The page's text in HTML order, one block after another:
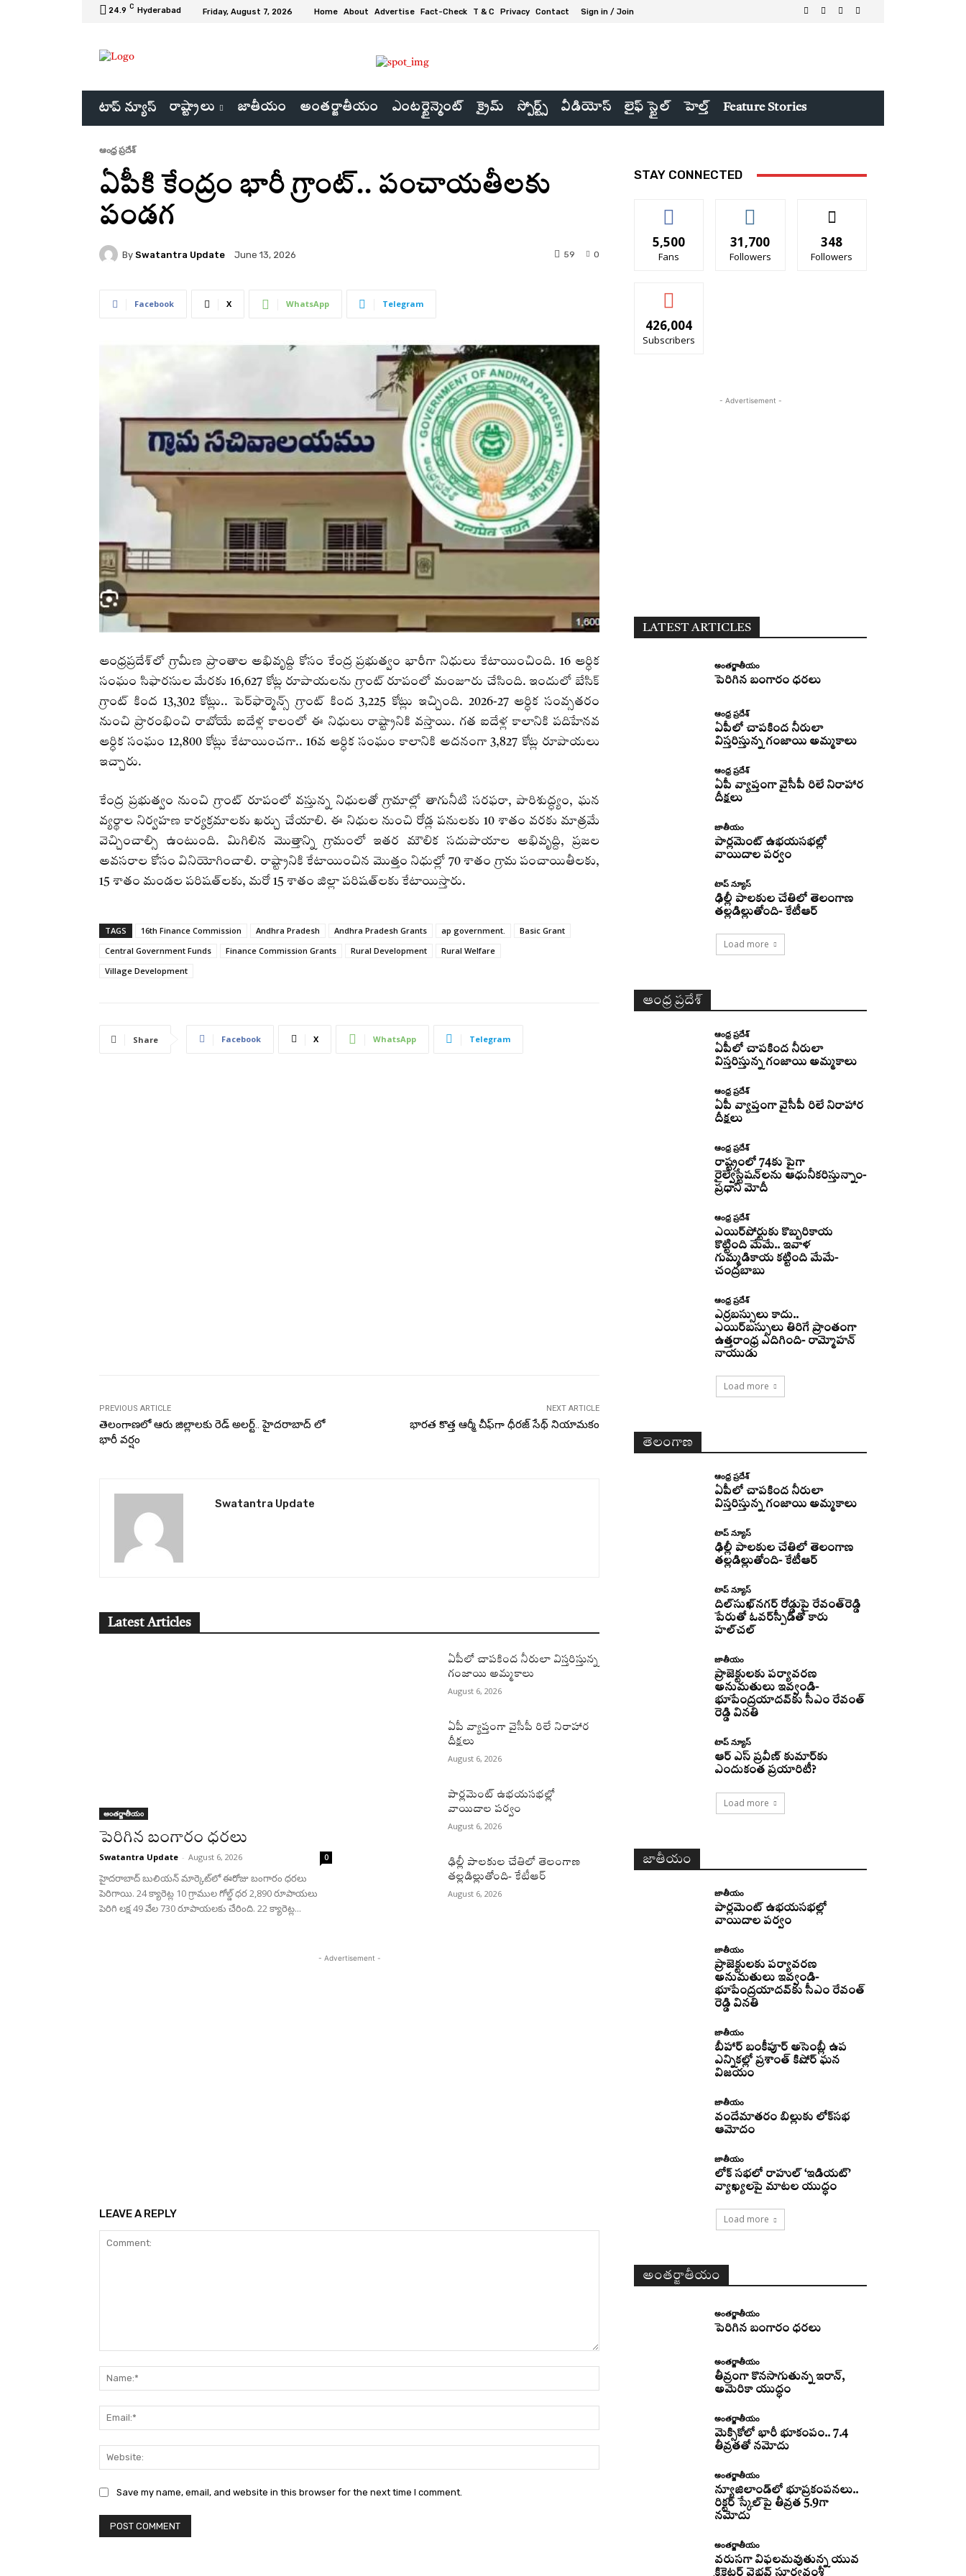
24.9 C Hyderabad Friday, August 7, 2026 Home About Advertise Fact-Check T & C Privacy Contact Sign in / Join
టాప్ న్యూస్ రాష్ట్రాలు జాతీయం అంతర్జాతీయం ఎంటర్టైన్మెంట్ క్రైమ్ స్పోర్ట్స్ వీడియోస్ లైఫ్ స్టైల్ హెల్త్ Feature Stories
ఆంధ్ర ప్రదేశ్
ఏపీకి కేంద్రం భారీ గ్రాంట్‌.. పంచాయతీలకు
పండగ
By Swatantra Update June 13, 2026 0
59
Facebook X WhatsApp Telegram
ఆంధ్రప్రదేశ్‌లో గ్రామీణ ప్రాంతాల అభివృద్ది కోసం కేంద్ర ప్రభుత్వం భారీగా నిధులు కేటాయించింది. 16 ఆర్ధిక
సంఘం సిఫారసుల మేరకు 16,627 కోట్ల రూపాయలను గ్రాంట్‌ రూపంలో మంజూరు చేసింది. ఇందులో బేసిక్‌
గ్రాంట్‌ కింద 13,302 కోట్లు.. పెర్‌ఫార్మెన్స్ గ్రాంట్‌ కింద 3,225 కోట్లు ఇచ్చింది. 2026-27 ఆర్ధిక సంవ్సతరం
నుంచి ప్రారంభించి రాబోయే ఐదేళ్ల కాలంలో ఈ నిధులు రాష్ట్రానికి వస్తాయి. గత ఐదేళ్ల కాలానికి పదిహేనవ
ఆర్ధిక సంఘం 12,800 కోట్లు కేటాయించగా.. 16వ ఆర్ధిక సంఘం కాలానికి అదనంగా 3,827 కోట్ల రూపాయలు
ఇచ్చారు.
కేంద్ర ప్రభుత్వం నుంచి గ్రాంట్‌ రూపంలో వస్తున్న నిధులతో గ్రామాల్లో తాగునీటి సరఫరా, పారిశుద్ధ్యం, ఘన
వ్యర్థాల నిర్వహణ కార్యక్రమాలకు ఖర్చు చేయాలి. ఈ నిధుల నుంచి రోడ్ల పనులకు 10 శాతం వరకు మాత్రమే
వెచ్చించాల్సి ఉంటుంది. మిగిలిన మొత్తాన్ని గ్రామంలో ఇతర మౌలిక సదుపాయాల అభివృద్ది, ప్రజల
అవసరాల కోసం వినియోగించాలి. రాష్ట్రానికి కేటాయించిన మొత్తం నిధుల్లో 70 శాతం గ్రామ పంచాయితీలకు,
15 శాతం మండల పరిషత్‌లకు, మరో 15 శాతం జిల్లా పరిషత్‌లకు కేటాయిస్తారు.
TAGS 16th Finance Commission Andhra Pradesh Andhra Pradesh Grants ap government.
Basic Grant
Central Government Funds
Finance Commission Grants Rural Development
Rural Welfare
Village Development
Share Facebook X WhatsApp Telegram
PREVIOUS ARTICLE
తెలంగాణలో ఆరు జిల్లాలకు రెడ్‌ అలర్ట్.. హైదరాబాద్ లో
భారీ వర్షం
NEXT ARTICLE
భారత కొత్త ఆర్మీ చీఫ్‌గా ధీరజ్‌ సేథ్‌ నియామకం
Swatantra Update
Latest Articles
అంతర్జాతీయం
పెరిగిన బంగారం ధరలు
Swatantra Update - August 6, 2026 0
హైదరాబాద్ బులియన్‌ మార్కెట్‌లో ఈరోజు బంగారం ధరలు
పెరిగాయి. 24 క్యారెట్ల 10 గ్రాముల గోల్డ్‌ ధర 2,890 రూపాయలు
పెరిగి లక్ష 49 వేల 730 రూపాయలకు చేరింది. 22 క్యారెట్ల...
ఏపీలో చాపకింద నీరులా విస్తరిస్తున్న
గంజాయి అమ్మకాలు
August 6, 2026
ఏపీ వ్యాప్తంగా వైసీపీ రిలే నిరాహార
దీక్షలు
August 6, 2026
పార్లమెంట్ ఉభయసభల్లో
వాయిదాల పర్వం
August 6, 2026
ఢిల్లీ పాలకుల చేతిలో తెలంగాణ
తల్లడిల్లుతోంది- కేటీఆర్
August 6, 2026
- Advertisement -
LEAVE A REPLY
Save my name, email, and website in this browser for the next time I comment.
STAY CONNECTED
5,500
Fans
31,700
Followers
348
Followers
426,004
Subscribers
- Advertisement -
LATEST ARTICLES
అంతర్జాతీయం
పెరిగిన బంగారం ధరలు
ఆంధ్ర ప్రదేశ్
ఏపీలో చాపకింద నీరులా
విస్తరిస్తున్న గంజాయి అమ్మకాలు
ఆంధ్ర ప్రదేశ్
ఏపీ వ్యాప్తంగా వైసీపీ రిలే నిరాహార
దీక్షలు
జాతీయం
పార్లమెంట్ ఉభయసభల్లో
వాయిదాల పర్వం
టాప్ న్యూస్
ఢిల్లీ పాలకుల చేతిలో తెలంగాణ
తల్లడిల్లుతోంది- కేటీఆర్
Load more
ఆంధ్ర ప్రదేశ్
ఆంధ్ర ప్రదేశ్
ఏపీలో చాపకింద నీరులా
విస్తరిస్తున్న గంజాయి అమ్మకాలు
ఆంధ్ర ప్రదేశ్
ఏపీ వ్యాప్తంగా వైసీపీ రిలే నిరాహార
దీక్షలు
ఆంధ్ర ప్రదేశ్
రాష్ట్రంలో 74కు పైగా
రైల్వేస్టేషన్‌లను ఆధునీకరిస్తున్నాం-
ప్రధాని మోదీ
ఆంధ్ర ప్రదేశ్
ఎయిర్‌పోర్టుకు కొబ్బరికాయ
కొట్టింది మేమే.. ఇవాళ
గుమ్మడికాయ కట్టింది మేమే-
చంద్రబాబు
ఆంధ్ర ప్రదేశ్
ఎర్రబస్సులు కాదు..
ఎయిర్‌బస్సులు తిరిగే ప్రాంతంగా
ఉత్తరాంధ్ర ఎదిగింది- రామ్మోహన్
నాయుడు
Load more
తెలంగాణ
ఆంధ్ర ప్రదేశ్
ఏపీలో చాపకింద నీరులా
విస్తరిస్తున్న గంజాయి అమ్మకాలు
టాప్ న్యూస్
ఢిల్లీ పాలకుల చేతిలో తెలంగాణ
తల్లడిల్లుతోంది- కేటీఆర్
టాప్ న్యూస్
దిల్‌సుఖ్‌నగర్‌ రోడ్డుపై రేవంత్‌రెడ్డి
పేరుతో ఓవర్‌స్పీడ్‌తో కారు
హల్‌చల్‌
జాతీయం
ప్రాజెక్టులకు పర్యావరణ
అనుమతులు ఇవ్వండి-
భూపేంద్రయాదవ్‌కు సీఎం రేవంత్‌
రెడ్డి వినతి
టాప్ న్యూస్
ఆర్ ఎస్ ప్రవీణ్ కుమార్‌కు
ఎందుకంత ప్రయారిటీ?
Load more
జాతీయం
జాతీయం
పార్లమెంట్ ఉభయసభల్లో
వాయిదాల పర్వం
జాతీయం
ప్రాజెక్టులకు పర్యావరణ
అనుమతులు ఇవ్వండి-
భూపేంద్రయాదవ్‌కు సీఎం రేవంత్‌
రెడ్డి వినతి
జాతీయం
బీహార్ బంకీపూర్ అసెంబ్లీ ఉప
ఎన్నికల్లో ప్రశాంత్ కిషోర్ ఘన
విజయం
జాతీయం
వందేమాతరం బిల్లుకు లోక్‌సభ
ఆమోదం
జాతీయం
లోక్ సభలో రాహుల్ ‘ఇడియట్’
వ్యాఖ్యలపై మాటల యుద్ధం
Load more
అంతర్జాతీయం
అంతర్జాతీయం
పెరిగిన బంగారం ధరలు
అంతర్జాతీయం
తీవ్రంగా కొనసాగుతున్న ఇరాన్‌,
అమెరికా యుద్ధం
అంతర్జాతీయం
మెక్సికోలో భారీ భూకంపం.. 7.4
తీవ్రతతో నమోదు
అంతర్జాతీయం
న్యూజిలాండ్‌లో భూప్రకంపనలు..
రిక్టర్‌ స్కేల్‌పై తీవ్రత 5.9గా
నమోదు
అంతర్జాతీయం
వరుసగా విఫలమవుతున్న యువ
క్రికెటర్ వైభవ్ సూర్యవంశీ